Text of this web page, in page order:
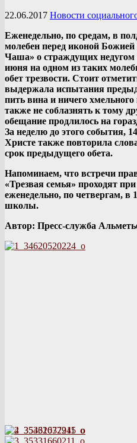
22.06.2017 Новости
Еженедельно, по средам, в
молебен перед иконой
Чаша» о страждущих недугом
июня на одном из таких
обет трезвости. Стоит
выдержала испытания
пить вина и ничего
также не соблазнять к тому
обещание продлилось на
За неделю до этого события,
Христе также повторила
срок предыдущего обета.
Напоминаем, что встречи
«Трезвая семья» проходят
еженедельно, по четвергам, в
школы.
Автор: Пресс-служба